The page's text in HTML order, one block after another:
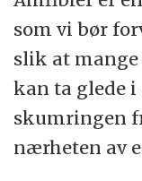
som vi bør
slik at
kan ta glede
skumringen
nærheten av